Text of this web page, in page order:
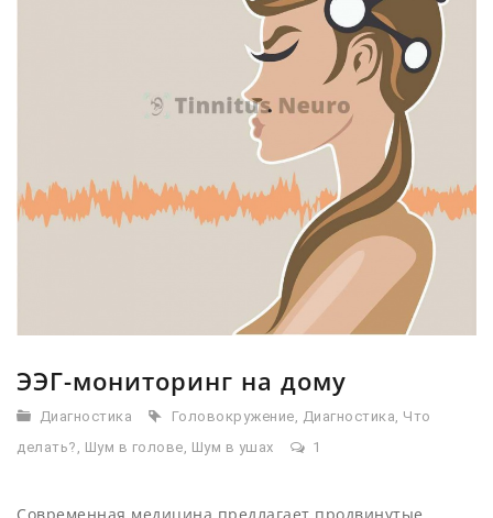
ЭЭГ-мониторинг на дому
Диагностика Головокружение, Диагностика, Что
делать? , Шум в голове, Шум в ушах 1